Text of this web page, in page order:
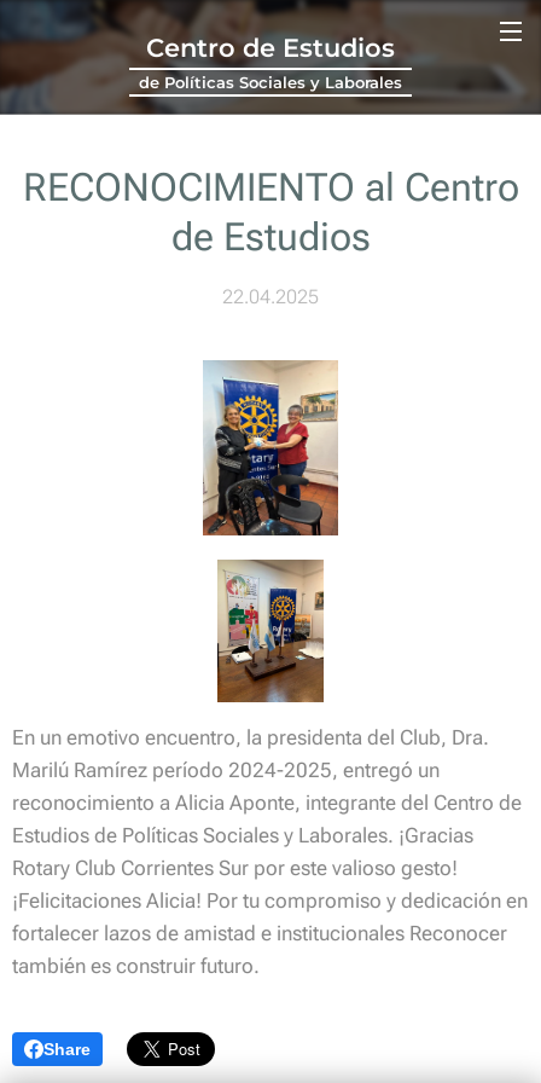
Centro de Estudios
de Políticas Sociales y Laborales
RECONOCIMIENTO al Centro
de Estudios
22.04.2025
En un emotivo encuentro, la presidenta del Club, Dra.
Marilú Ramírez período 2024-2025, entregó un
reconocimiento a Alicia Aponte, integrante del Centro de
Estudios de Políticas Sociales y Laborales. ¡Gracias
Rotary Club Corrientes Sur por este valioso gesto!
¡Felicitaciones Alicia! Por tu compromiso y dedicación en
fortalecer lazos de amistad e institucionales Reconocer
también es construir futuro.
Share